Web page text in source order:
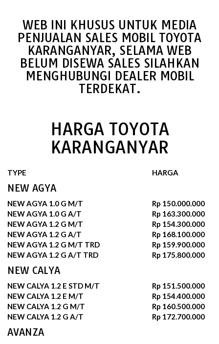
WEB INI KHUSUS UNTUK MEDIA
PENJUALAN SALES MOBIL TOYOTA
KARANGANYAR, SELAMA WEB
BELUM DISEWA SALES SILAHKAN
MENGHUBUNGI DEALER MOBIL
TERDEKAT.
HARGA TOYOTA
KARANGANYAR
TYPE HARGA
NEW AGYA
NEW AGYA 1.0 G M/T
Rp 150.000.000
NEW AGYA 1.0 G A/T
Rp 163.300.000
NEW AGYA 1.2 G M/T
Rp 154.300.000
NEW AGYA 1.2 G A/T
Rp 168.100.000
NEW AGYA 1.2 G M/T TRD
Rp 159.900.000
NEW AGYA 1.2 G A/T TRD
Rp 175.800.000
NEW CALYA
NEW CALYA 1.2 E STD M/T
Rp 151.500.000
NEW CALYA 1.2 E M/T
Rp 154.400.000
NEW CALYA 1.2 G M/T
Rp 160.500.000
NEW CALYA 1.2 G A/T
Rp 172.700.000
AVANZA